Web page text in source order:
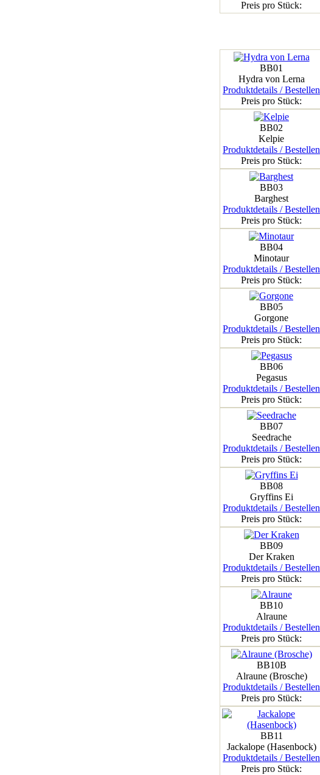
Preis pro Stück:
BB01
Hydra von Lerna
Produktdetails / Bestellen
Preis pro Stück:
BB02
Kelpie
Produktdetails / Bestellen
Preis pro Stück:
BB03
Barghest
Produktdetails / Bestellen
Preis pro Stück:
BB04
Minotaur
Produktdetails / Bestellen
Preis pro Stück:
BB05
Gorgone
Produktdetails / Bestellen
Preis pro Stück:
BB06
Pegasus
Produktdetails / Bestellen
Preis pro Stück:
BB07
Seedrache
Produktdetails / Bestellen
Preis pro Stück:
BB08
Gryffins Ei
Produktdetails / Bestellen
Preis pro Stück:
BB09
Der Kraken
Produktdetails / Bestellen
Preis pro Stück:
BB10
Alraune
Produktdetails / Bestellen
Preis pro Stück:
BB10B
Alraune (Brosche)
Produktdetails / Bestellen
Preis pro Stück:
BB11
Jackalope (Hasenbock)
Produktdetails / Bestellen
Preis pro Stück: